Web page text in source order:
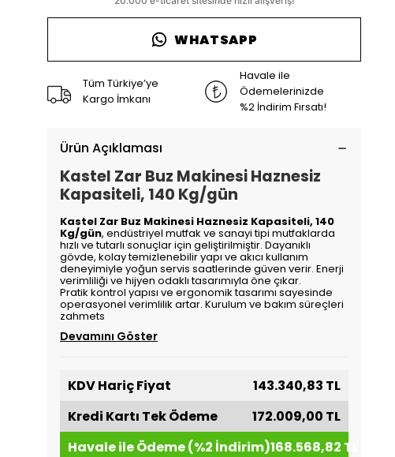
WHATSAPP
Tüm Türkiye’ye
Kargo İmkanı
Havale ile
Ödemelerinizde
%2 İndirim Fırsatı!
Ürün Açıklaması
Kastel Zar Buz Makinesi Haznesiz
Kapasiteli, 140 Kg/gün
Kastel Zar Buz Makinesi Haznesiz Kapasiteli, 140
Kg/gün, endüstriyel mutfak ve sanayi tipi mutfaklarda
hızlı ve tutarlı sonuçlar için geliştirilmiştir. Dayanıklı
gövde, kolay temizlenebilir yapı ve akıcı kullanım
deneyimiyle yoğun servis saatlerinde güven verir. Enerji
verimliliği ve hijyen odaklı tasarımıyla öne çıkar.
Pratik kontrol yapısı ve ergonomik tasarımı sayesinde
operasyonel verimlilik artar. Kurulum ve bakım süreçleri
zahmets
Devamını Göster
KDV Hariç Fiyat
143.340,83 TL
Kredi Kartı Tek Ödeme
172.009,00 TL
Havale ile Ödeme (%2 İndirim)168.568,82 TL